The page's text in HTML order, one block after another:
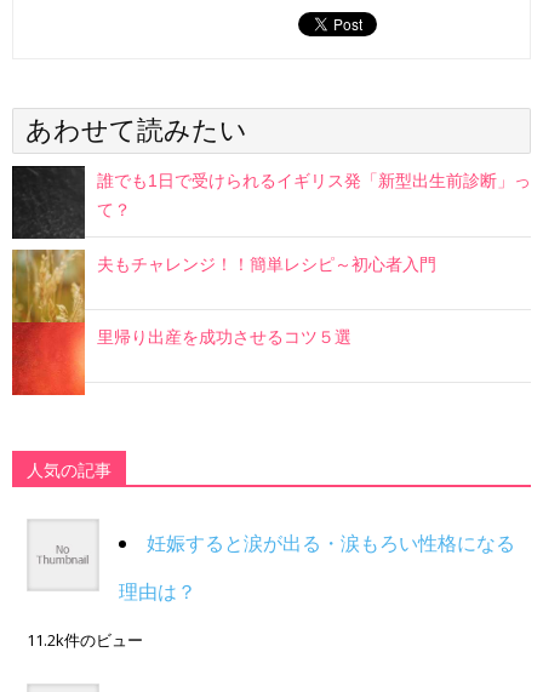
あわせて読みたい
誰でも1日で受けられるイギリス発「新型出生前診断」っ
て？
夫もチャレンジ！！簡単レシピ～初心者入門
里帰り出産を成功させるコツ５選
人気の記事
妊娠すると涙が出る・涙もろい性格になる
理由は？
11.2k件のビュー